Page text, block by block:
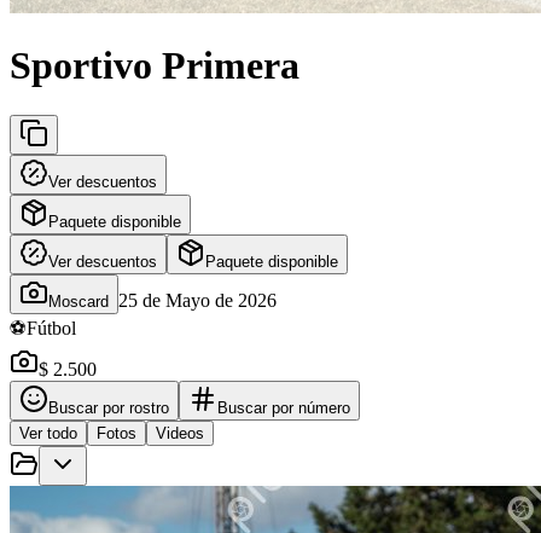
Sportivo Primera
Ver descuentos
Paquete disponible
Ver descuentos Paquete disponible
Moscard
25 de Mayo de 2026
⚽Fútbol
$ 2.500
Buscar por rostro
Buscar por número
Ver todo
Fotos Videos